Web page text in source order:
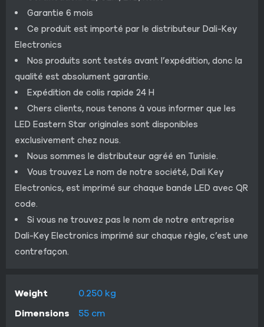
Garantie 6 mois
Ce produit est importé par le distributeur Dali-Key
Electronics
Nos produits sont testés avant l’expédition, donc la
qualité est absolument garantie.
Expédition de colis rapide 24 H
Chers clients, nous tenons à vous informer que les
LED Eastern Star originales sont disponibles
exclusivement chez nous.
Nous sommes le distributeur agréé en Tunisie.
Vous trouvez Le nom de notre société, Dali Key
Electronics, est imprimé sur chaque bande LED avec QR
code.
Si vous ne trouvez pas le nom de notre entreprise
Dali-Key Electronics imprimé sur chaque règle, c’est une
contrefaçon.
Weight
0.250 kg
Dimensions
55 cm